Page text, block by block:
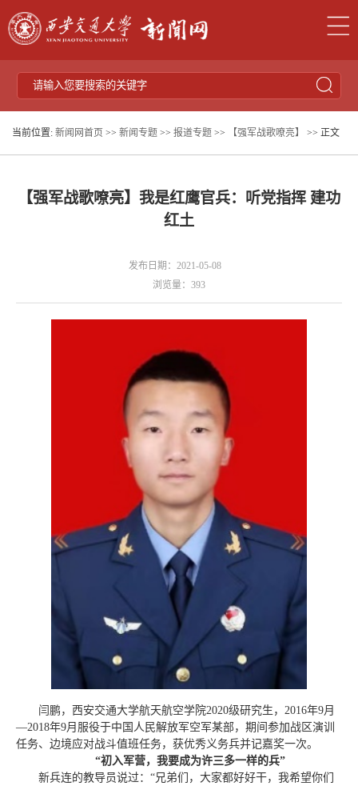
当前位置: 新闻网首页 >> 新闻专题 >> 报道专题 >> 【强军战歌嘹亮】 >> 正文
【强军战歌嘹亮】我是红鹰官兵：听党指挥 建功
红土
发布日期：2021-05-08
浏览量： 393
闫鹏，西安交通大学航天航空学院2020级研究生，2016年9月
—2018年9月服役于中国人民解放军空军某部，期间参加战区演训
任务、边境应对战斗值班任务，获优秀义务兵并记嘉奖一次。
“初入军营，我要成为许三多一样的兵”
新兵连的教导员说过：“兄弟们，大家都好好干，我希望你们